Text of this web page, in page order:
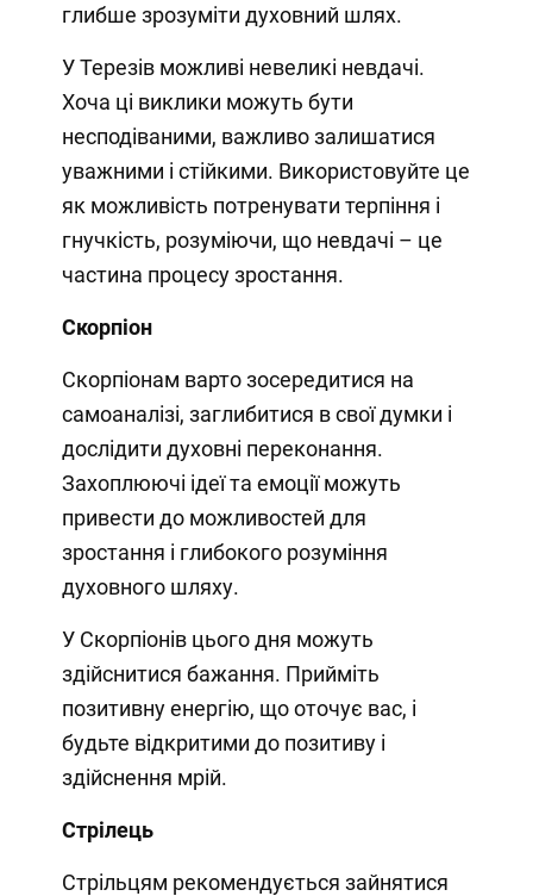
глибше зрозуміти духовний шлях.
У Терезів можливі невеликі невдачі.
Хоча ці виклики можуть бути
несподіваними, важливо залишатися
уважними і стійкими. Використовуйте це
як можливість потренувати терпіння і
гнучкість, розуміючи, що невдачі – це
частина процесу зростання.
Скорпіон
Скорпіонам варто зосередитися на
самоаналізі, заглибитися в свої думки і
дослідити духовні переконання.
Захоплюючі ідеї та емоції можуть
привести до можливостей для
зростання і глибокого розуміння
духовного шляху.
У Скорпіонів цього дня можуть
здійснитися бажання. Прийміть
позитивну енергію, що оточує вас, і
будьте відкритими до позитиву і
здійснення мрій.
Стрілець
Стрільцям рекомендується зайнятися